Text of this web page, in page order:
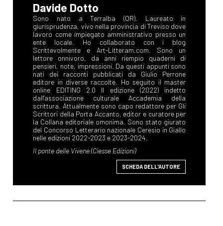
Davide Dotto
SCHEDA DELL'AUTORE